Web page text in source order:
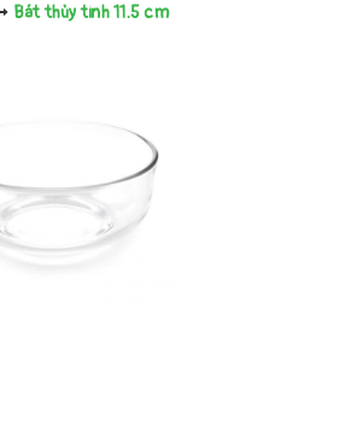
Bát thủy tinh 11.5 cm